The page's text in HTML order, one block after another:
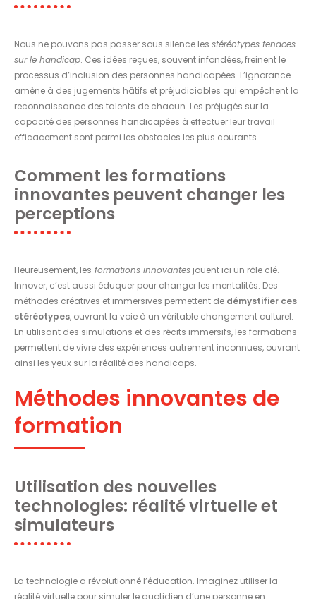
Nous ne pouvons pas passer sous silence les stéréotypes tenaces
sur le handicap. Ces idées reçues, souvent infondées, freinent le
processus d’inclusion des personnes handicapées. L’ignorance
amène à des jugements hâtifs et préjudiciables qui empêchent la
reconnaissance des talents de chacun. Les préjugés sur la
capacité des personnes handicapées à effectuer leur travail
efficacement sont parmi les obstacles les plus courants.
Comment les formations
innovantes peuvent changer les
perceptions
Heureusement, les formations innovantes jouent ici un rôle clé.
Innover, c’est aussi éduquer pour changer les mentalités. Des
méthodes créatives et immersives permettent de démystifier ces
stéréotypes, ouvrant la voie à un véritable changement culturel.
En utilisant des simulations et des récits immersifs, les formations
permettent de vivre des expériences autrement inconnues, ouvrant
ainsi les yeux sur la réalité des handicaps.
Méthodes innovantes de
formation
Utilisation des nouvelles
technologies: réalité virtuelle et
simulateurs
La technologie a révolutionné l’éducation. Imaginez utiliser la
réalité virtuelle pour simuler le quotidien d’une personne en